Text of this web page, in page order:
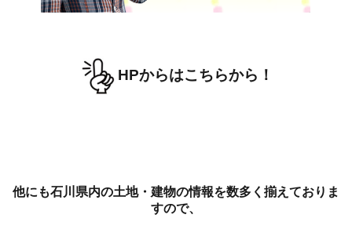
HPからはこちらから！
他にも石川県内の土地・建物の情報を数多く揃えておりま
すので、